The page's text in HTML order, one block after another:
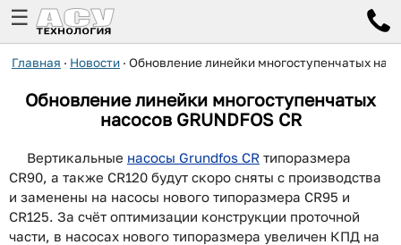
☰
Главная · Новости · Обновление линейки многоступенчатых
Обновление линейки многоступенчатых
насосов GRUNDFOS CR
Вертикальные насосы Grundfos CR типоразмера
CR90, а также CR120 будут скоро сняты с производства
и заменены на насосы нового типоразмера CR95 и
CR125. За счёт оптимизации конструкции проточной
части, в насосах нового типоразмера увеличен КПД на